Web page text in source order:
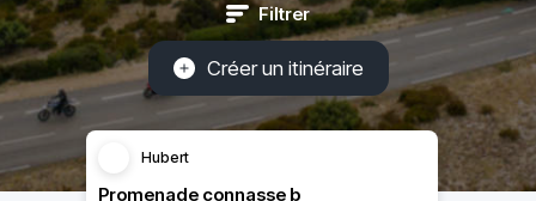
Filtrer
Créer un itinéraire
Hubert
Promenade connasse b